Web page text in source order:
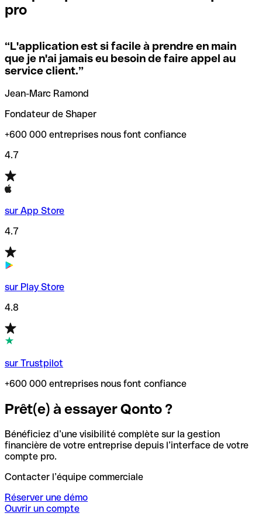
locales.
Si vous n'êtes pas sûr du code SWIFT que vous devriez
utiliser, nous avons développé un outil de recherche de
codes SWIFT par nom de banque.
vérification/recherche de codes SWIFT. Ainsi, vous pouvez
trouver et vérifier vos codes SWIFT avant de réaliser vos
transferts d’argent.
pro
“L'application est si facile à prendre en main
que je n'ai jamais eu besoin de faire appel au
service client.”
Jean-Marc Ramond
Fondateur de Shaper
+600 000 entreprises nous font confiance
4.7
sur App Store
4.7
sur Play Store
4.8
sur Trustpilot
+600 000 entreprises nous font confiance
Prêt(e) à essayer Qonto ?
Bénéficiez d’une visibilité complète sur la gestion
financière de votre entreprise depuis l’interface de votre
compte pro.
Contacter l’équipe commerciale
Réserver une démo
Ouvrir un compte